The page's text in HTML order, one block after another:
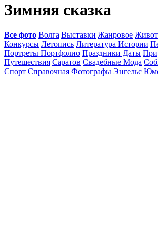
Зимняя сказка
Все фото Волга Выставки Жанровое
Конкурсы Летопись Литература Истории
Портреты Портфолио Праздники Даты
Путешествия Саратов Свадебные Мода
Спорт Справочная Фотографы Энгельс